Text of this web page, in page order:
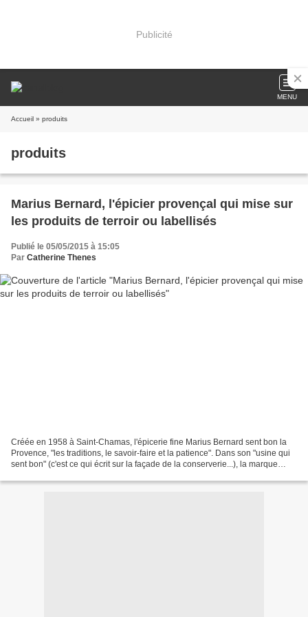
Publicité
MENU
Accueil » produits
produits
Marius Bernard, l'épicier provençal qui mise sur
les produits de terroir ou labellisés
Publié le 05/05/2015 à 15:05
Par Catherine Thenes
Créée en 1958 à Saint-Chamas, l'épicerie fine Marius Bernard sent bon la
Provence, "les traditions, le savoir-faire et la patience". Dans son "usine qui
sent bon" (c'est ce qui écrit sur la façade de la conserverie...), la marque